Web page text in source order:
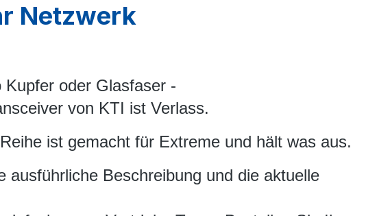
Netzwerk
Kupfer oder Glasfaser -
von KTI ist Verlass.
ist gemacht für Extreme und hält was aus.
Beschreibung und die aktuelle